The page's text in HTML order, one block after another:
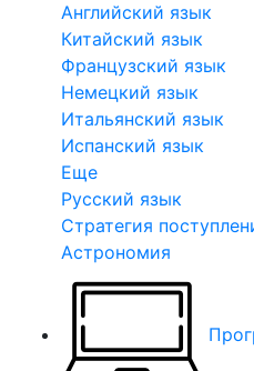
Английский язык
Китайский язык
Французский язык
Немецкий язык
Итальянский язык
Испанский язык
Еще
Русский язык
Стратегия
Астрономия